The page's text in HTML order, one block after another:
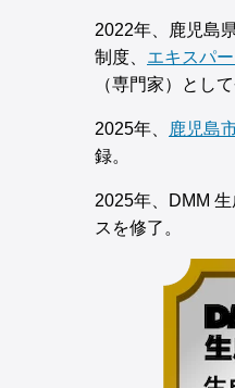
2022年、鹿児島
制度、 エキスパ
（専門家）として
2025年、 鹿児島
録。
2025年、DMM
スを修了。